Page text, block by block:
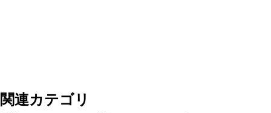
関連カテゴリ